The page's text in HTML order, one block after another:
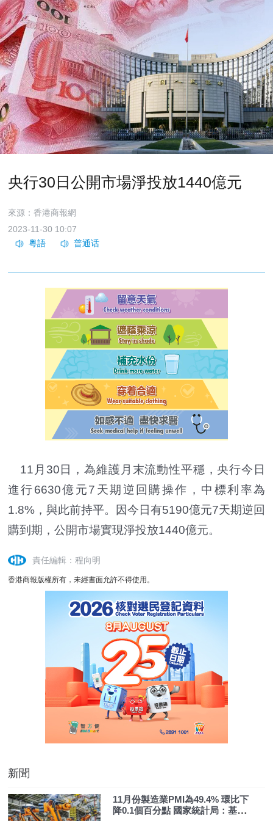
央行30日公開市場淨投放1440億元
來源：香港商報網
2023-11-30 10:07
11月30日，為維護月末流動性平穩，央行今日
進行6630億元7天期逆回購操作，中標利率為
1.8%，與此前持平。因今日有5190億元7天期逆回
購到期，公開市場實現淨投放1440億元。
責任編輯：程向明
香港商報版權所有，未經書面允許不得使用。
新聞
11月份製造業PMI為49.4% 環比下
降0.1個百分點 國家統計局：基礎